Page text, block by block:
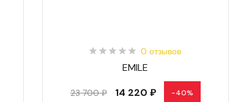
0 отзывов
EMILE
23 700 ₽ 14 220 ₽ -40%